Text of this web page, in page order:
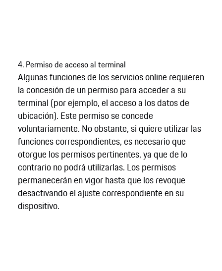
4. Permiso de acceso al terminal
Algunas funciones de los servicios online requieren
la concesión de un permiso para acceder a su
terminal (por ejemplo, el acceso a los datos de
ubicación). Este permiso se concede
voluntariamente. No obstante, si quiere utilizar las
funciones correspondientes, es necesario que
otorgue los permisos pertinentes, ya que de lo
contrario no podrá utilizarlas. Los permisos
permanecerán en vigor hasta que los revoque
desactivando el ajuste correspondiente en su
dispositivo.